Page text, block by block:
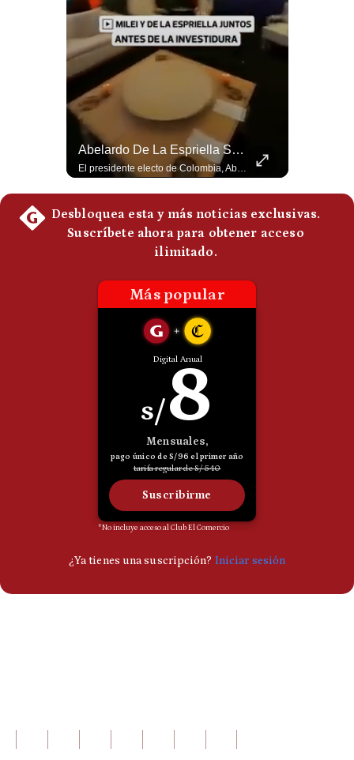
Frecuentes
Abelardo De La Espriella Se Reúne Con Javier Milei En Cali | Gestión Mundo
El presidente electo de Colombia, Abelardo de la Espriella, sostuvo una reunión bilateral en Cali con el mandatario argentino Javier Milei. El encuentro se dio pocas horas antes de la ceremonia de investidura presidencial para el periodo 2026-2030, marcando el inicio de una nueva alianza estratégica regional. #DeLaEspriella #JavierMilei #Colombia #Argentina #PoliticaLatina #Shorts 👉 Suscríbete y activa la campana para no perderte nuestro análisis diario. 🌎 Síguenos en nuestras redes sociales: 📌 Web oficial: https://gestion.pe/mundo/ 📌 LinkedIn: http://bit.ly/3HYIET0 📌 X (Twitter): http://bit.ly/4noZtX9 📌 TikTok: http://bit.ly/4evB6TO